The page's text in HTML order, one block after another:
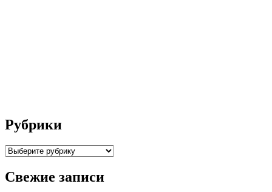
Рубрики
Рубрики
Свежие записи